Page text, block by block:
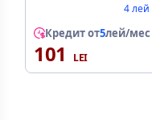
4 лей
Кредит от5лей/мес
101